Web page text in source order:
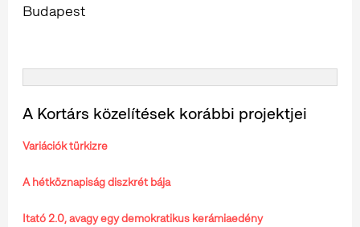
Budapest
A Kortárs közelítések korábbi projektjei
Variációk türkizre
A hétköznapiság diszkrét bája
Itató 2.0, avagy egy demokratikus kerámiaedény